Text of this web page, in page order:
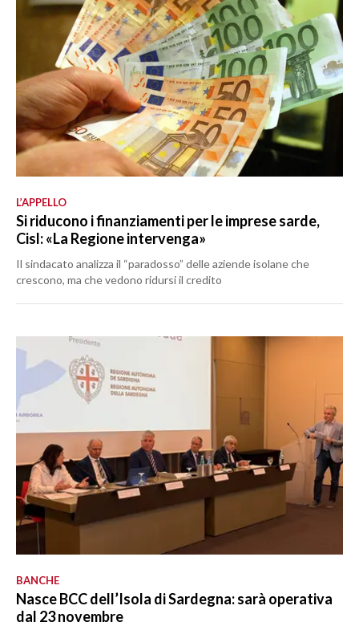
L’APPELLO
Si riducono i finanziamenti per le imprese sarde,
Cisl: «La Regione intervenga»
Il sindacato analizza il “paradosso” delle aziende isolane che
crescono, ma che vedono ridursi il credito
BANCHE
Nasce BCC dell’Isola di Sardegna: sarà operativa
dal 23 novembre